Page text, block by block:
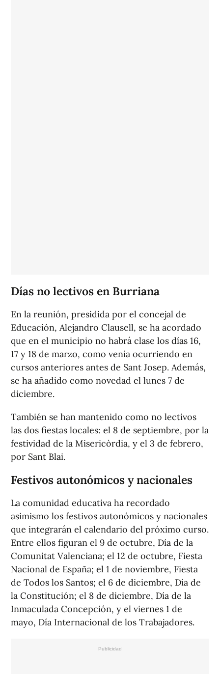
Días no lectivos en Burriana
En la reunión, presidida por el concejal de
Educación, Alejandro Clausell, se ha acordado
que en el municipio no habrá clase los días 16,
17 y 18 de marzo, como venía ocurriendo en
cursos anteriores antes de Sant Josep. Además,
se ha añadido como novedad el lunes 7 de
diciembre.
También se han mantenido como no lectivos
las dos fiestas locales: el 8 de septiembre, por la
festividad de la Misericòrdia, y el 3 de febrero,
por Sant Blai.
Festivos autonómicos y nacionales
La comunidad educativa ha recordado
asimismo los festivos autonómicos y nacionales
que integrarán el calendario del próximo curso.
Entre ellos figuran el 9 de octubre, Día de la
Comunitat Valenciana; el 12 de octubre, Fiesta
Nacional de España; el 1 de noviembre, Fiesta
de Todos los Santos; el 6 de diciembre, Día de
la Constitución; el 8 de diciembre, Día de la
Inmaculada Concepción, y el viernes 1 de
mayo, Día Internacional de los Trabajadores.